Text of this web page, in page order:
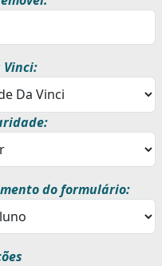
Vinci:
do formulário: